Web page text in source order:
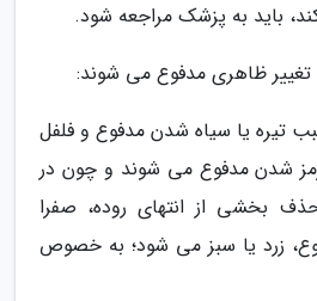
ظاهری مدفوع می شوند:
تیره یا سیاه شدن مدفوع و فلفل
شدن مدفوع می شوند و چون در
بخشی از انتهای روده، صفرا
زرد یا سبز می شود؛ به خصوص